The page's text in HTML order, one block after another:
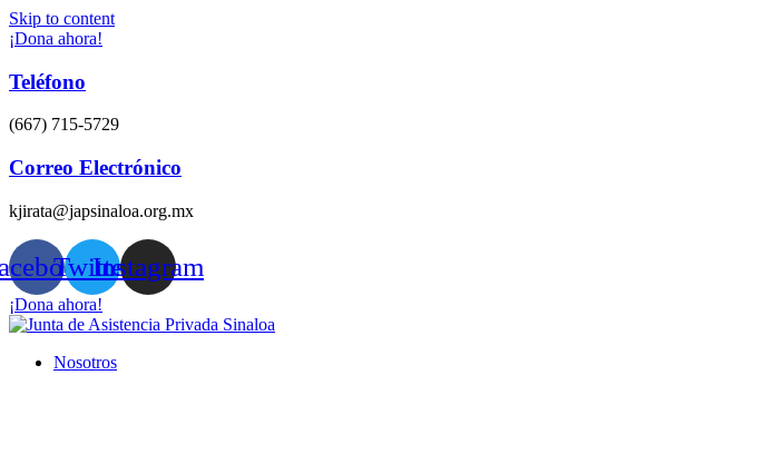
Skip to content
¡Dona ahora!
Teléfono
(667) 715-5729
Correo Electrónico
kjirata@japsinaloa.org.mx
TwitterInstagram
¡Dona ahora!
Nosotros